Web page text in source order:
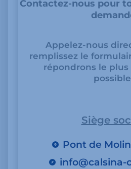
Contactez-nous pour
Appelez-nous
remplissez le
répondrons le
Siège
Pont de
info@calsina-